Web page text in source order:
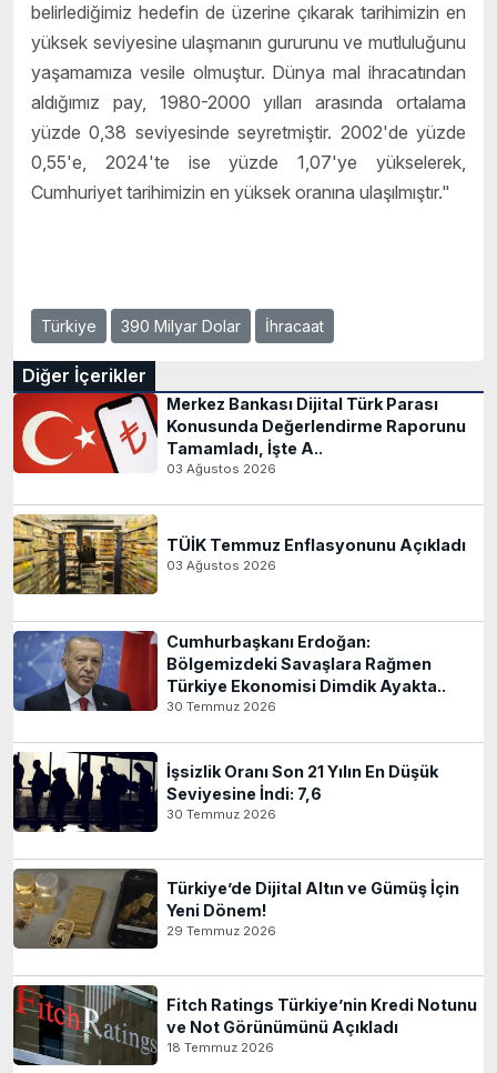
belirlediğimiz hedefin de üzerine çıkarak tarihimizin en
yüksek seviyesine ulaşmanın gururunu ve mutluluğunu
yaşamamıza vesile olmuştur. Dünya mal ihracatından
aldığımız pay, 1980-2000 yılları arasında ortalama
yüzde 0,38 seviyesinde seyretmiştir. 2002'de yüzde
0,55'e, 2024'te ise yüzde 1,07'ye yükselerek,
Cumhuriyet tarihimizin en yüksek oranına ulaşılmıştır."
Türkiye 390 Milyar Dolar İhracaat
Diğer İçerikler
Merkez Bankası Dijital Türk Parası
Konusunda Değerlendirme Raporunu
Tamamladı, İşte A..
03 Ağustos 2026
TÜİK Temmuz Enflasyonunu Açıkladı
03 Ağustos 2026
Cumhurbaşkanı Erdoğan:
Bölgemizdeki Savaşlara Rağmen
Türkiye Ekonomisi Dimdik Ayakta..
30 Temmuz 2026
İşsizlik Oranı Son 21 Yılın En Düşük
Seviyesine İndi: 7,6
30 Temmuz 2026
Türkiye’de Dijital Altın ve Gümüş İçin
Yeni Dönem!
29 Temmuz 2026
Fitch Ratings Türkiye’nin Kredi Notunu
ve Not Görünümünü Açıkladı
18 Temmuz 2026